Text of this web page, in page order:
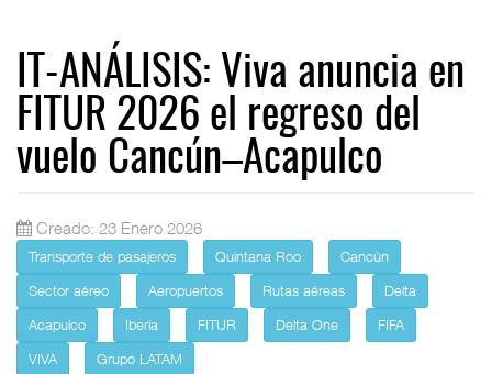
IT-ANÁLISIS: Viva anuncia en
FITUR 2026 el regreso del
vuelo Cancún–Acapulco
Creado: 23 Enero 2026
Transporte de pasajeros Quintana Roo
Cancún
Sector aéreo
Aeropuertos Rutas aéreas
Delta
Acapulco
Iberia FITUR Delta One
FIFA
VIVA
Grupo LATAM